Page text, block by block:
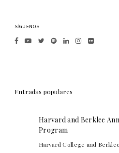
SÍGUENOS
Entradas populares
Harvard and Berklee
Program
Harvard College and